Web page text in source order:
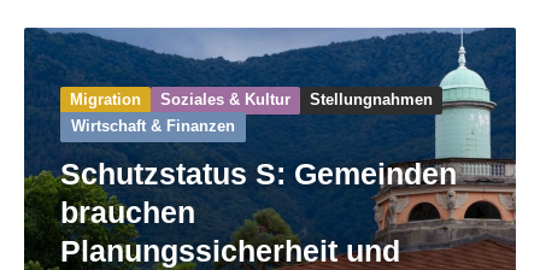
Migration Soziales & Kultur
Stellungnahmen
Wirtschaft & Finanzen
Schutzstatus S: Gemeinden
brauchen
Planungssicherheit und